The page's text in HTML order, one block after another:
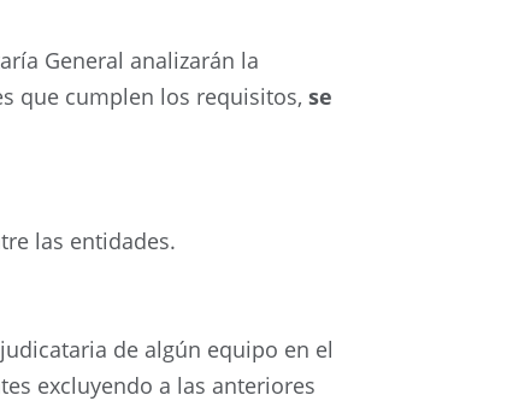
General analizarán la
que cumplen los requisitos, se
las entidades.
de algún equipo en el
excluyendo a las anteriores